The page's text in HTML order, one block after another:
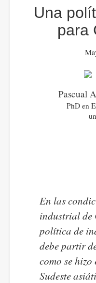
Una
para
Pascual
PhD en
En las
industrial de
política de
debe partir
como se
Sudeste